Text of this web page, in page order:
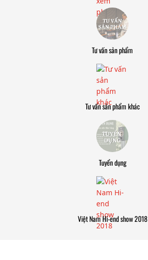
Tư vấn sản phẩm
Tư vấn sản phẩm khác
Tuyển dụng
Việt Nam Hi-end show 2018